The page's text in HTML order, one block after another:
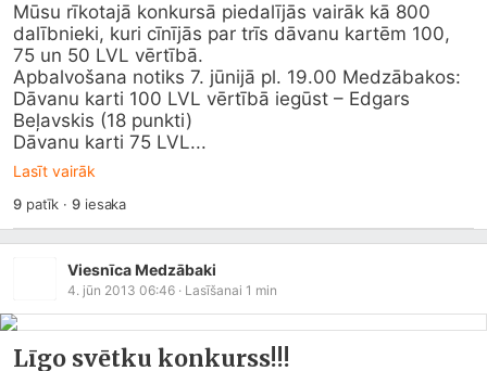
Mūsu rīkotajā konkursā piedalījās vairāk kā 800
dalībnieki, kuri cīnījās par trīs dāvanu kartēm 100,
75 un 50 LVL vērtībā.
Apbalvošana notiks 7. jūnijā pl. 19.00 Medzābakos:
Dāvanu karti 100 LVL vērtībā iegūst – Edgars
Beļavskis (18 punkti)
Dāvanu karti 75 LVL...
Lasīt vairāk
9patīk ·9iesaka
Viesnīca Medzābaki
4. jūn 2013 06:46 · Lasīšanai 1 min
Līgo svētku konkurss!!!